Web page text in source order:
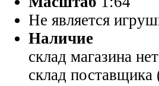
Не является
Наличие
склад магазина
склад